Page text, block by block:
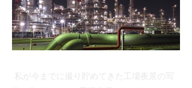
私が今までに撮り貯めてきた工場夜景の写